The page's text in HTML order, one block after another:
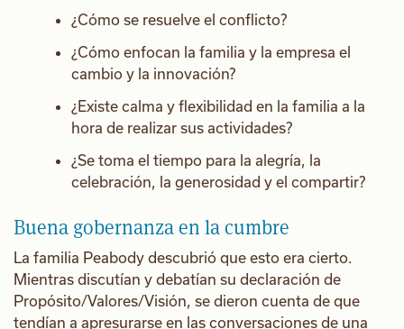
¿Cómo se resuelve el conflicto?
¿Cómo enfocan la familia y la empresa el
cambio y la innovación?
¿Existe calma y flexibilidad en la familia a la
hora de realizar sus actividades?
¿Se toma el tiempo para la alegría, la
celebración, la generosidad y el compartir?
Buena gobernanza en la cumbre
La familia Peabody descubrió que esto era cierto.
Mientras discutían y debatían su declaración de
Propósito/Valores/Visión, se dieron cuenta de que
tendían a apresurarse en las conversaciones de una